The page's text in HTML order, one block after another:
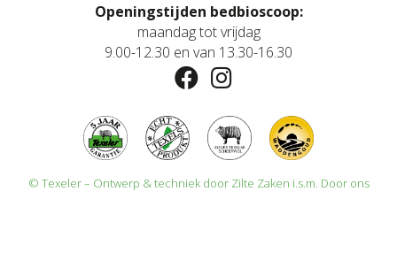
Openingstijden bedbioscoop:
maandag tot vrijdag
9.00-12.30 en van 13.30-16.30
© Texeler – Ontwerp & techniek door Zilte Zaken i.s.m. Door ons